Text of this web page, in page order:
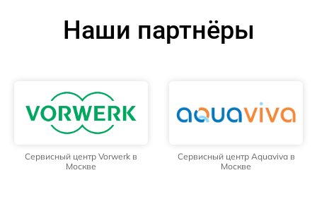
Наши партнёры
Сервисный центр Vorwerk в
Москве
Сервисный центр Aquaviva в
Москве